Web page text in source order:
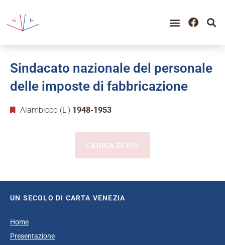
Sindacato nazionale del personale
delle imposte di fabbricazione
Alambicco (L’) 1948-1953
CARICA DI PIÙ
UN SECOLO DI CARTA VENEZIA
Home
Presentazione